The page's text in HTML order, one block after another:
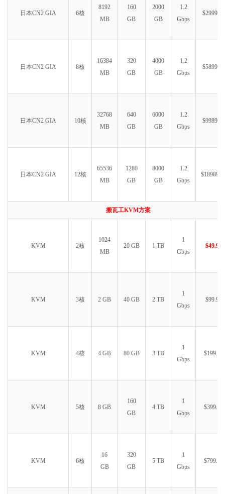
日本CN2 GIA 6核
8192
MB
160
GB
2000
GB
1.2
Gbps
$2999.99
日本CN2 GIA 8核
16384
MB
320
GB
4000
GB
1.2
Gbps
$5899.99
日本CN2 GIA 10核
32768
MB
640
GB
6000
GB
1.2
Gbps
$9989.99
日本CN2 GIA 12核
65536
MB
1280
GB
8000
GB
1.2
Gbps
搬瓦工KVM方案
KVM 2核
1024
MB
20 GB 1 TB
1
Gbps
$49.99
KVM 3核 2 GB 40 GB 2 TB
1
Gbps
$99.99
KVM 4核 4 GB 80 GB 3 TB
1
Gbps
$199.99
KVM 5核 8 GB
160
GB
4 TB
1
Gbps
$399.99
KVM 6核
16
GB
320
GB
5 TB
1
Gbps
$799.99